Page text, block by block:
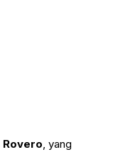
Rovero, yang